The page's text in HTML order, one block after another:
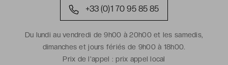
+33 (0)1 70 95 85 85
Du lundi au vendredi de 9h00 à 20h00 et les samedis,
dimanches et jours fériés de 9h00 à 18h00.
Prix de l'appel :prix appel local